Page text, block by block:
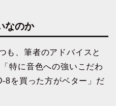
なのか
も、筆者のアドバイスと
特に音色への強いこだわ
8を買った方がベター」だ